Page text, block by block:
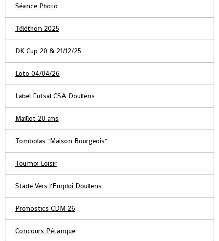
Séance Photo
Téléthon 2025
DK Cup 20 & 21/12/25
Loto 04/04/26
Label Futsal CSA Doullens
Maillot 20 ans
Tombolas "Maison Bourgeois"
Tournoi Loisir
Stade Vers l'Emploi Doullens
Pronostics CDM 26
Concours Pétanque